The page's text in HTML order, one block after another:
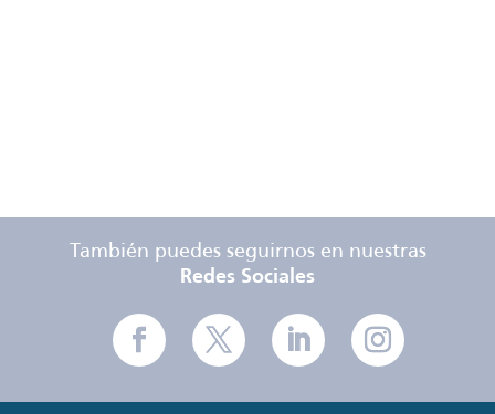
También puedes seguirnos en nuestras
Redes Sociales